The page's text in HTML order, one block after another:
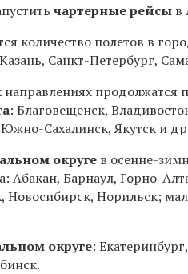
чартерные рейсы в
количество полетов в
Санкт-Петербург,
продолжатся
: Благовещенск,
Сахалинск, Якутск и
округе в осенне-
Абакан, Барнаул, Горно-
Новосибирск, Норильск;
округе: